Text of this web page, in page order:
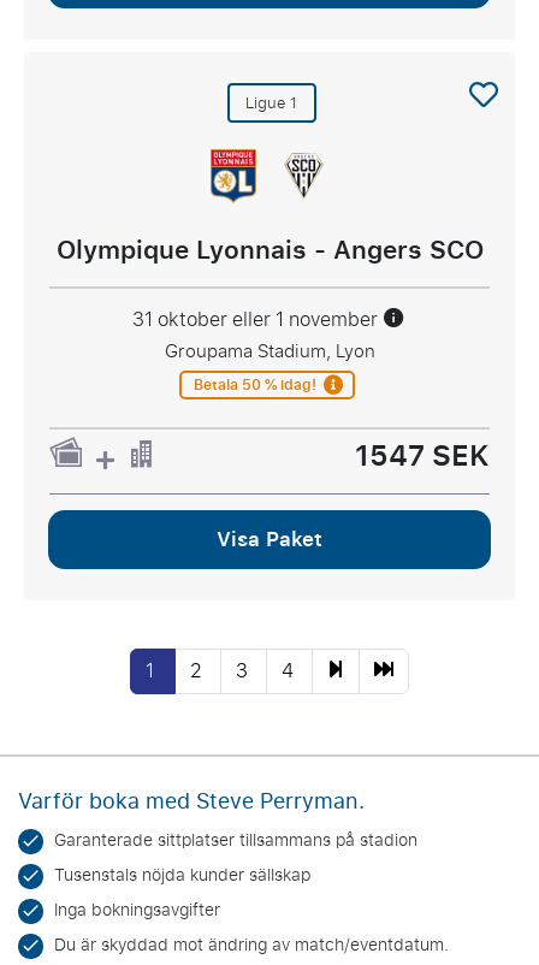
Ligue 1
Olympique Lyonnais - Angers SCO
31 oktober eller 1 november
Groupama Stadium, Lyon
Betala 50 % idag!
1547 SEK
Visa Paket
1 2 3 4
Varför boka med Steve Perryman.
Garanterade sittplatser tillsammans på stadion
Tusenstals nöjda kunder sällskap
Inga bokningsavgifter
Du är skyddad mot ändring av match/eventdatum.